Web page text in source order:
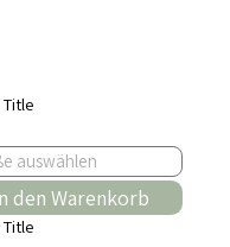
den Warenkorb